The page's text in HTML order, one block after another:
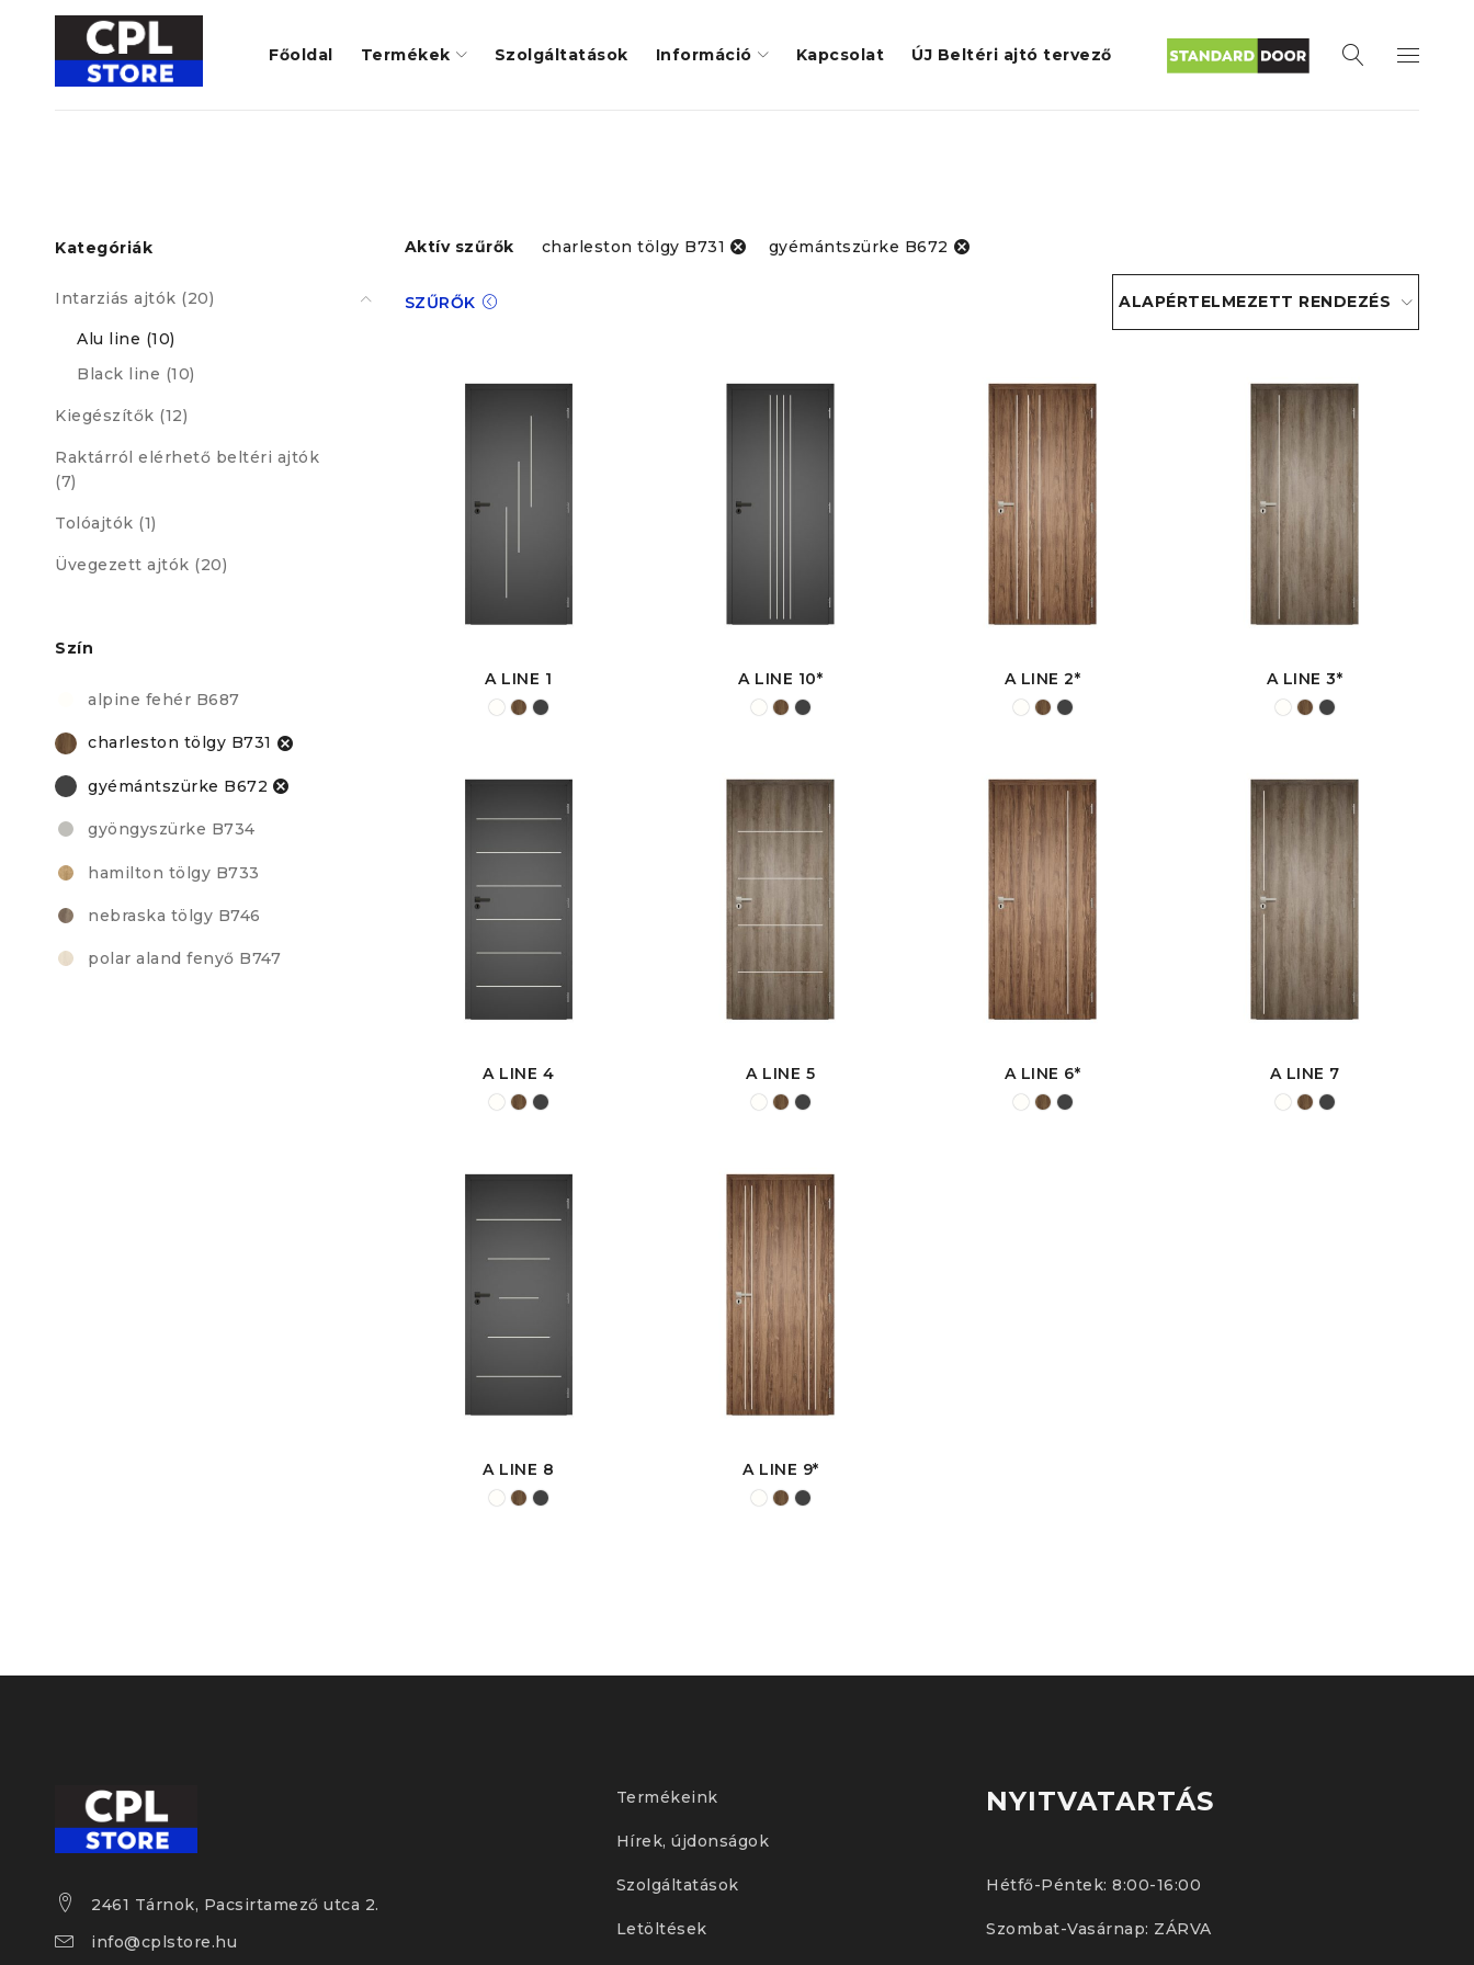
Főoldal Termékek Szolgáltatások Információ Kapcsolat ÚJ Beltéri ajtó tervező
Aktív szűrők charleston tölgy B731 gyémántszürke B672
SZŰRŐK
Kategóriák
Intarziás ajtók (20)
Alu line (10)
Black line (10)
Kiegészítők (12)
Raktárról elérhető beltéri ajtók
(7)
Tolóajtók (1)
Üvegezett ajtók (20)
Szín
alpine fehér B687
charleston tölgy B731
gyémántszürke B672
gyöngyszürke B734
hamilton tölgy B733
nebraska tölgy B746
polar aland fenyő B747
ALAPÉRTELMEZETT RENDEZÉS
A LINE 1 A LINE 10* A LINE 2* A LINE 3*
A LINE 4 A LINE 5 A LINE 6* A LINE 7
A LINE 8 A LINE 9*
2461 Tárnok, Pacsirtamező utca 2.
info@cplstore.hu
Termékeink
Hírek, újdonságok
Szolgáltatások
Letöltések
NYITVATARTÁS
Hétfő-Péntek: 8:00-16:00
Szombat-Vasárnap: ZÁRVA